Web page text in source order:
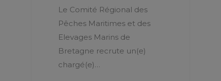
Le Comité Régional des
Pêches Maritimes et des
Elevages Marins de
Bretagne recrute un(e)
chargé(e)…